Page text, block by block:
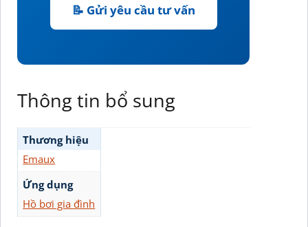
📝 Gửi yêu cầu tư vấn
Thông tin bổ sung
Thương hiệu
Emaux
Ứng dụng
Hồ bơi gia đình